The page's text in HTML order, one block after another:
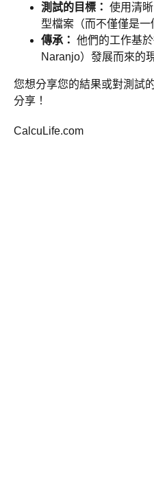
測試的目標： 使用清
型檔案（而不僅僅是一
傳承： 他們的工作基
Naranjo）發展而來的
您想分享您的結果或對測試
分享！
CalcuLife.com